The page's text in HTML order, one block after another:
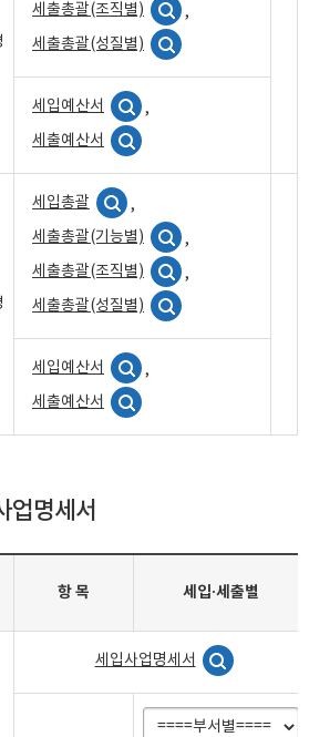
세출총괄(조직별)
,
세출총괄(성질별)
세입예산서
,
세출예산서
세입총괄
,
세출총괄(기능별)
,
세출총괄(조직별)
,
세출총괄(성질별)
세입예산서
,
세출예산서
업명세서
항 목 세입·세출별
세입사업명세서